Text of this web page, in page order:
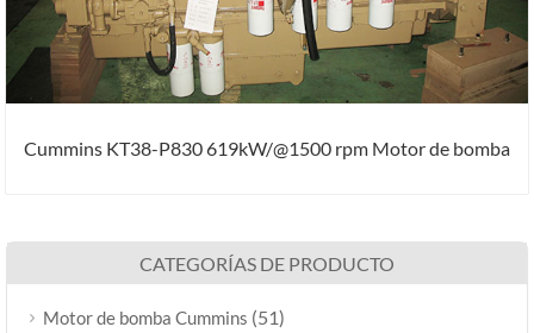
Cummins KT38-P830 619kW/@1500 rpm Motor de bomba
CATEGORÍAS DE PRODUCTO
Motor de bomba Cummins (51)